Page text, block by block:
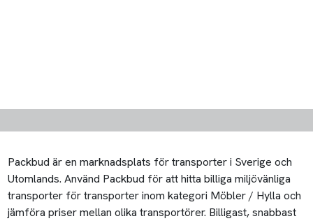
Packbud är en marknadsplats för transporter i Sverige och
Utomlands. Använd Packbud för att hitta billiga miljövänliga
transporter för transporter inom kategori Möbler / Hylla och
jämföra priser mellan olika transportörer. Billigast, snabbast